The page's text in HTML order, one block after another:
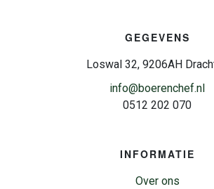
GEGEVENS
Loswal 32, 9206AH
info@boerenchef.nl
0512 202 070
INFORMATIE
Over ons